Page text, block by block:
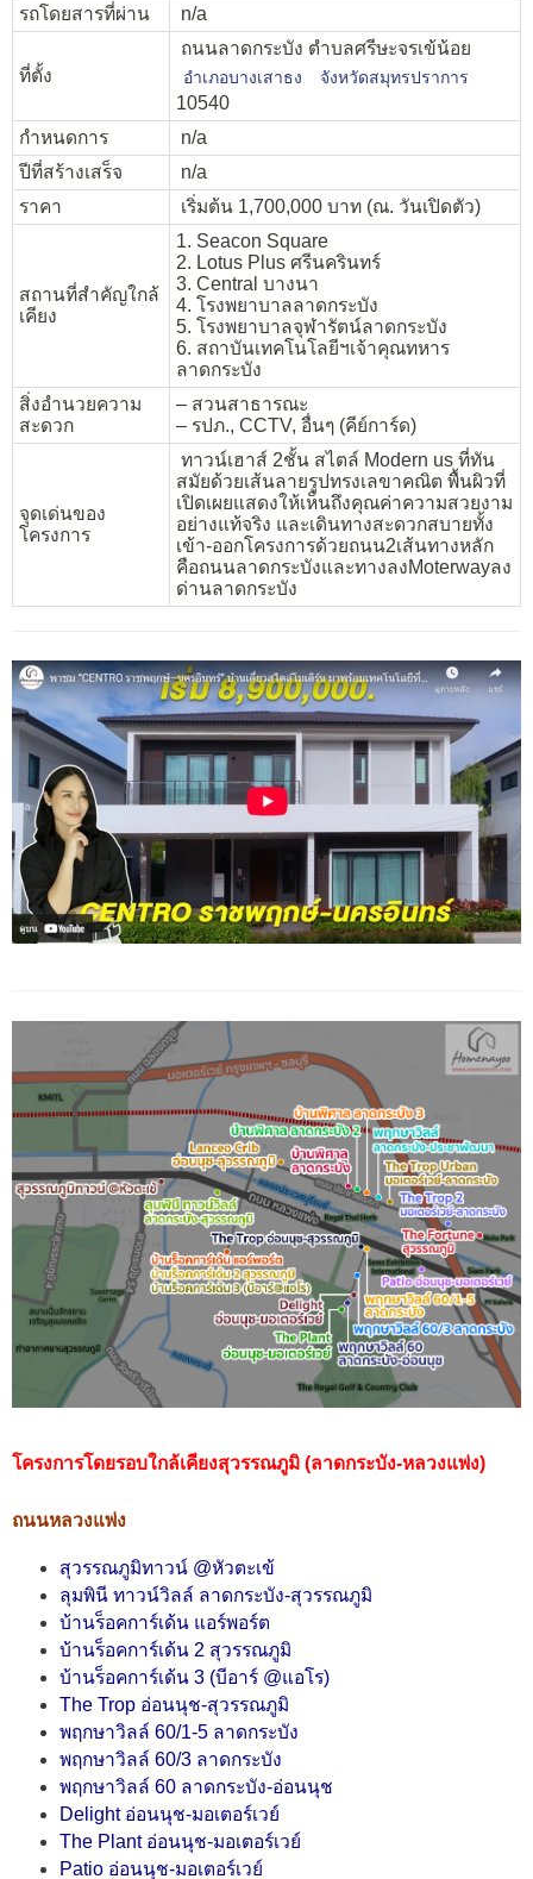
รถโดยสารที่ผ่าน
n/a
ที่ตั้ง
ถนนลาดกระบัง ตำบลศรีษะจรเข้น้อย
อำเภอบางเสาธง จังหวัดสมุทรปราการ
10540
กำหนดการ
n/a
ปีที่สร้างเสร็จ
n/a
ราคา
เริ่มต้น 1,700,000 บาท (ณ. วันเปิดตัว)
สถานที่สำคัญใกล้
เคียง
1. Seacon Square
2. Lotus Plus ศรีนครินทร์
3. Central บางนา
4. โรงพยาบาลลาดกระบัง
5. โรงพยาบาลจุฬารัตน์ลาดกระบัง
6. สถาบันเทคโนโลยีฯเจ้าคุณทหาร
ลาดกระบัง
สิ่งอำนวยความ
สะดวก
– สวนสาธารณะ
– รปภ., CCTV, อื่นๆ (คีย์การ์ด)
จุดเด่นของ
โครงการ
ทาวน์เฮาส์ 2ชั้น สไตล์ Modern us ที่ทัน
สมัยด้วยเส้นลายรูปทรงเลขาคณิต พื้นผิวที่
เปิดเผยแสดงให้เห็นถึงคุณค่าความสวยงาม
อย่างแท้จริง และเดินทางสะดวกสบายทั้ง
เข้า-ออกโครงการด้วยถนน2เส้นทางหลัก
คือถนนลาดกระบังและทางลงMoterwayลง
ด่านลาดกระบัง
โครงการโดยรอบใกล้เคียงสุวรรณภูมิ (ลาดกระบัง-หลวงแพ่ง)
ถนนหลวงแพ่ง
สุวรรณภูมิทาวน์ @หัวตะเข้
ลุมพินี ทาวน์วิลล์ ลาดกระบัง-สุวรรณภูมิ
บ้านร็อคการ์เด้น แอร์พอร์ต
บ้านร็อคการ์เด้น 2 สุวรรณภูมิ
บ้านร็อคการ์เด้น 3 (บีอาร์ @แอโร)
The Trop อ่อนนุช-สุวรรณภูมิ
พฤกษาวิลล์ 60/1-5 ลาดกระบัง
พฤกษาวิลล์ 60/3 ลาดกระบัง
พฤกษาวิลล์ 60 ลาดกระบัง-อ่อนนุช
Delight อ่อนนุช-มอเตอร์เวย์
The Plant อ่อนนุช-มอเตอร์เวย์
Patio อ่อนนุช-มอเตอร์เวย์